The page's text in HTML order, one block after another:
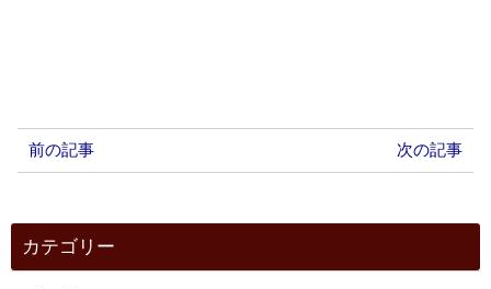
前の記事 次の記事
カテゴリー